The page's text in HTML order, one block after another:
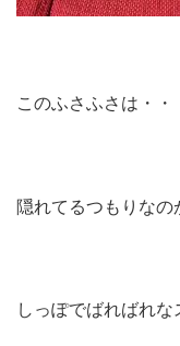
このふさふさは・
隠れてるつもりなの
しっぽでばればれな